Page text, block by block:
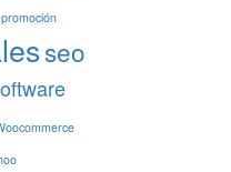
promoción
seo